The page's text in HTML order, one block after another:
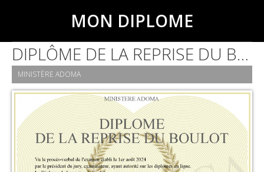
MON DIPLOME
DIPLÔME DE LA REPRISE DU BOULOT
MINISTÈRE ADOMA